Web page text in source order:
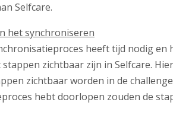
Selfcare.
het synchroniseren
heeft tijd nodig en
zichtbaar zijn in Selfcare.
zichtbaar worden in de
hebt doorlopen zouden de